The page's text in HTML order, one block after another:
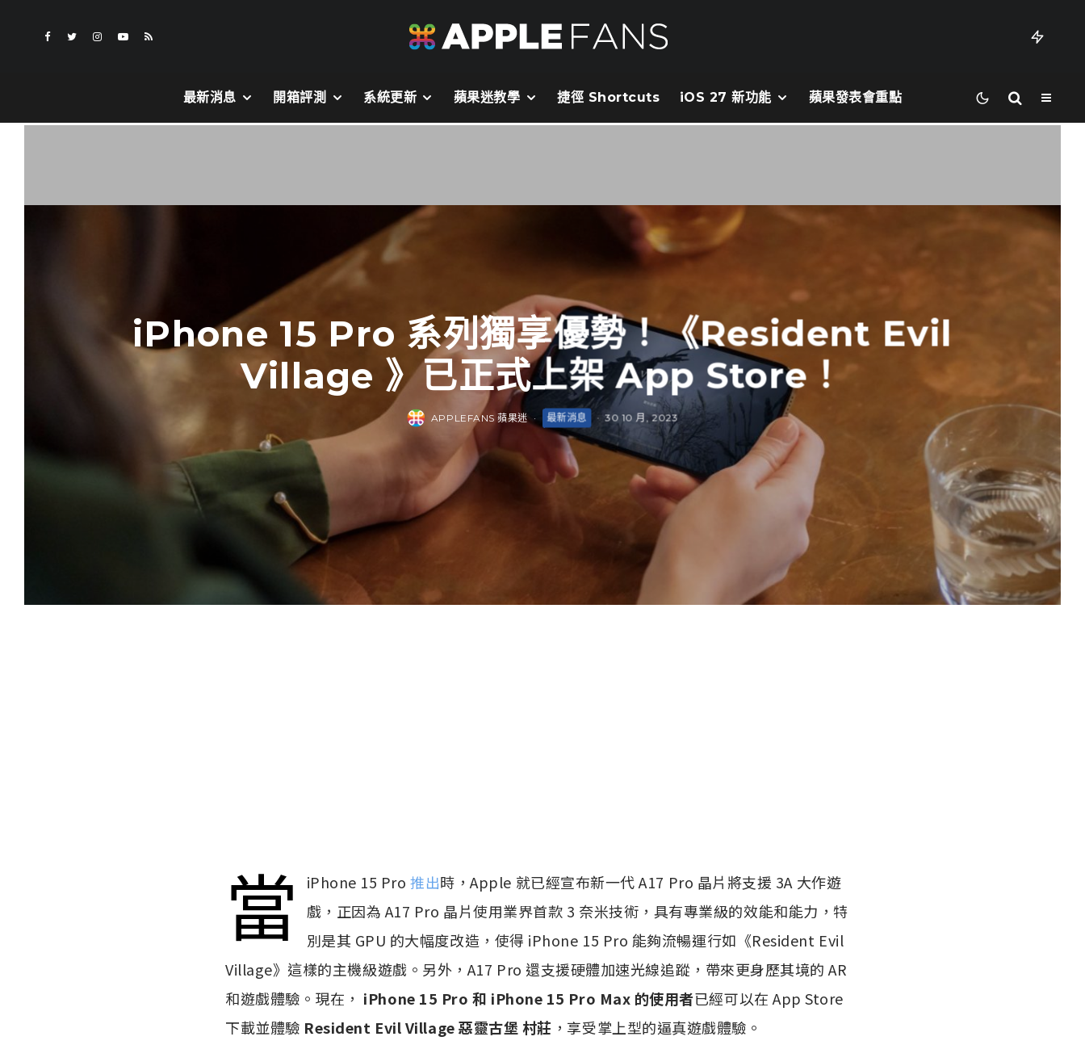
最新消息 開箱評測 系統更新 蘋果迷教學 捷徑 Shortcuts iOS 27 新功能 蘋果發表會重點
iPhone 15 Pro 系列獨享優勢！《Resident Evil
Village 》已正式上架 App Store！
APPLEFANS 蘋果迷 · 最新消息 · 30 10 月, 2023
當 iPhone 15 Pro推出時，Apple 就已經宣布新一代 A17 Pro 晶片將支援 3A 大作遊
戲，正因為 A17 Pro 晶片使用業界首款 3 奈米技術，具有專業級的效能和能力，特
別是其 GPU 的大幅度改造，使得 iPhone 15 Pro 能夠流暢運行如《Resident Evil
Village》這樣的主機級遊戲。另外，A17 Pro 還支援硬體加速光線追蹤，帶來更身歷其境的 AR
和遊戲體驗。現在， iPhone 15 Pro 和 iPhone 15 Pro Max 的使用者已經可以在 App Store
下載並體驗 Resident Evil Village 惡靈古堡 村莊 ，享受掌上型的逼真遊戲體驗。